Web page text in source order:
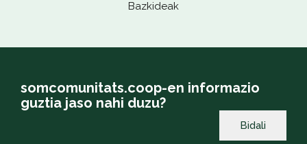
Bazkideak
somcomunitats.coop-en informazio
guztia jaso nahi duzu?